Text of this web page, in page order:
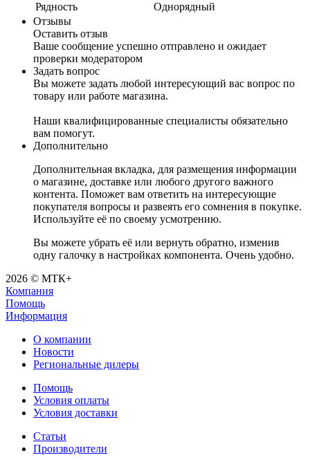
Рядность
Однорядный
Отзывы
Оставить отзыв
Ваше сообщение успешно отправлено и ожидает
проверки модератором
Задать вопрос
Вы можете задать любой интересующий вас вопрос по
товару или работе магазина.
Наши квалифицированные специалисты обязательно
вам помогут.
Дополнительно
Дополнительная вкладка, для размещения информации
о магазине, доставке или любого другого важного
контента. Поможет вам ответить на интересующие
покупателя вопросы и развеять его сомнения в покупке.
Используйте её по своему усмотрению.
Вы можете убрать её или вернуть обратно, изменив
одну галочку в настройках компонента. Очень удобно.
2026 © МТК+
Компания
Помощь
Информация
О компании
Новости
Региональные дилеры
Помощь
Условия оплаты
Условия доставки
Статьи
Производители